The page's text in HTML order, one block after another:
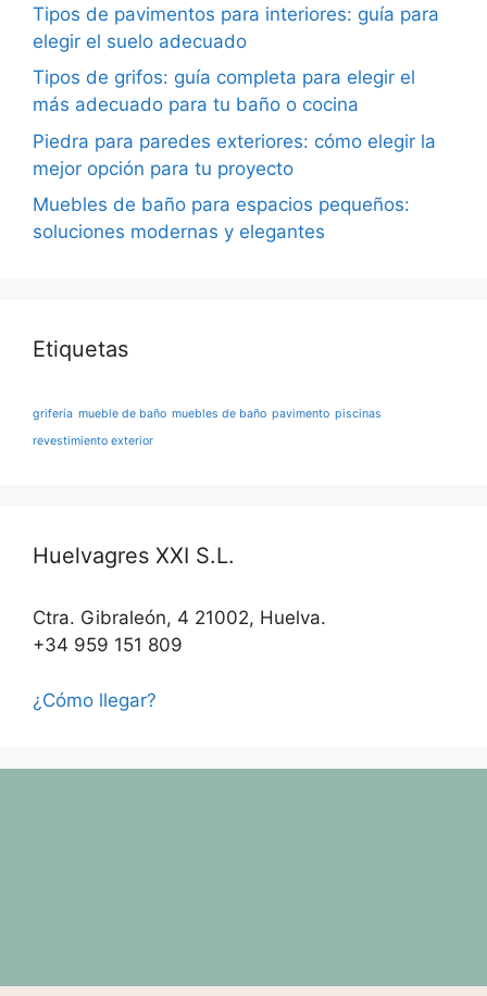
Tipos de pavimentos para interiores: guía para
elegir el suelo adecuado
Tipos de grifos: guía completa para elegir el
más adecuado para tu baño o cocina
Piedra para paredes exteriores: cómo elegir la
mejor opción para tu proyecto
Muebles de baño para espacios pequeños:
soluciones modernas y elegantes
Etiquetas
grifería mueble de baño muebles de baño pavimento piscinas
revestimiento exterior
Huelvagres XXI S.L.
Ctra. Gibraleón, 4 21002, Huelva.
+34 959 151 809
¿Cómo llegar?